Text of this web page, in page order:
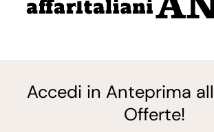
Accedi in Anteprima
Offerte!